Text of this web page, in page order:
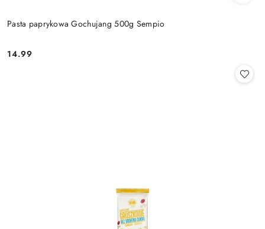
Pasta paprykowa Gochujang 500g Sempio
Cena:
14.99